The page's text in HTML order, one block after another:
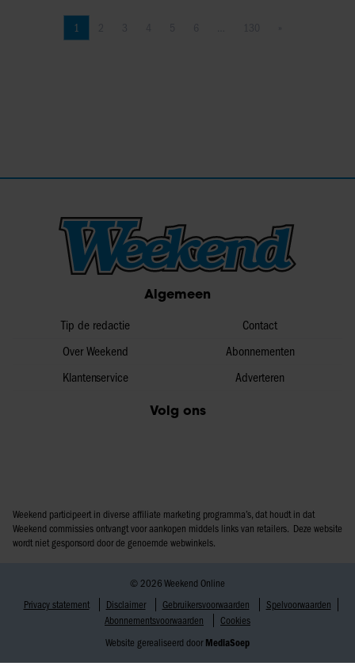
Pagina
1
Algemeen
Tip de redactie
Over Weekend
Klantenservice
Contact
Abonnementen
Adverteren
Volg ons
Weekend participeert in diverse affiliate marketing programma’s, dat houdt in dat
Weekend commissies ontvangt voor aankopen middels links van retailers. Deze website
wordt niet gesponsord door de genoemde webwinkels.
© 2026 Weekend Online
Privacy statement
Disclaimer Gebruikersvoorwaarden
Spelvoorwaarden
Abonnementsvoorwaarden
Cookies
Website gerealiseerd door MediaSoep